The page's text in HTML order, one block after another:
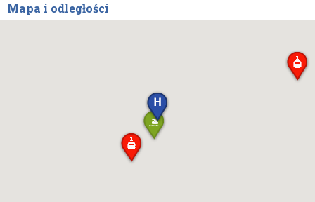
Mapa i odległości